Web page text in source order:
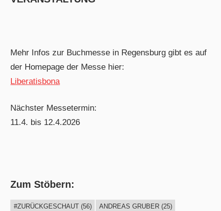
Mehr Infos zur Buchmesse in Regensburg gibt es auf
der Homepage der Messe hier:
Liberatisbona
Nächster Messetermin:
11.4. bis 12.4.2026
Zum Stöbern:
#ZURÜCKGESCHAUT(56) ANDREAS GRUBER(25)